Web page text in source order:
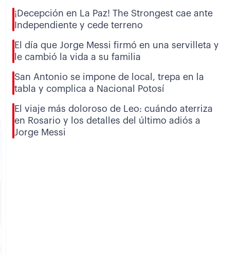
¡Decepción en La Paz! The Strongest cae ante
Independiente y cede terreno
El día que Jorge Messi firmó en una servilleta y
le cambió la vida a su familia
San Antonio se impone de local, trepa en la
tabla y complica a Nacional Potosí
El viaje más doloroso de Leo: cuándo aterriza
en Rosario y los detalles del último adiós a
Jorge Messi